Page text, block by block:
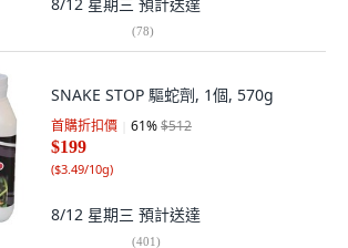
(78)
SNAKE STOP 驅蛇劑, 1個, 570g
首購折扣價 61%$512
$199
($3.49/10g)
8/12 星期三 預計送達
(401)